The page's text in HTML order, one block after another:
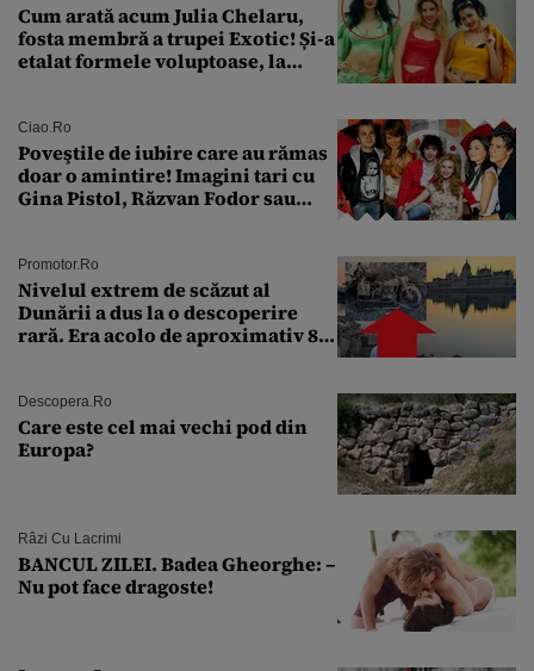
Cum arată acum Julia Chelaru,
fosta membră a trupei Exotic! Și-a
etalat formele voluptoase, la
Ciao.ro
Poveştile de iubire care au rămas
doar o amintire! Imagini tari cu
Gina Pistol, Răzvan Fodor sau
Promotor.ro
Nivelul extrem de scăzut al
Dunării a dus la o descoperire
rară. Era acolo de aproximativ 80
Descopera.ro
Care este cel mai vechi pod din
Europa?
Râzi Cu Lacrimi
BANCUL ZILEI. Badea Gheorghe: –
Nu pot face dragoste!